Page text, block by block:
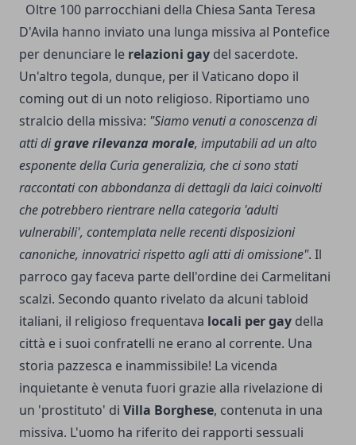
Oltre 100 parrocchiani della Chiesa Santa Teresa
D'Avila hanno inviato una lunga missiva al Pontefice
per denunciare le relazioni gay del sacerdote.
Un'altro tegola, dunque, per il Vaticano dopo il
coming out di un noto religioso. Riportiamo uno
stralcio della missiva: "Siamo venuti a conoscenza di
atti digrave rilevanza morale, imputabili ad un alto
esponente della Curia generalizia, che ci sono stati
raccontati con abbondanza di dettagli da laici coinvolti
che potrebbero rientrare nella categoria 'adulti
vulnerabili', contemplata nelle recenti disposizioni
canoniche, innovatrici rispetto agli atti di omissione". Il
parroco gay faceva parte dell'ordine dei Carmelitani
scalzi. Secondo quanto rivelato da alcuni tabloid
italiani, il religioso frequentava locali per gay della
città e i suoi confratelli ne erano al corrente. Una
storia pazzesca e inammissibile! La vicenda
inquietante è venuta fuori grazie alla rivelazione di
un 'prostituto' di Villa Borghese, contenuta in una
missiva. L'uomo ha riferito dei rapporti sessuali